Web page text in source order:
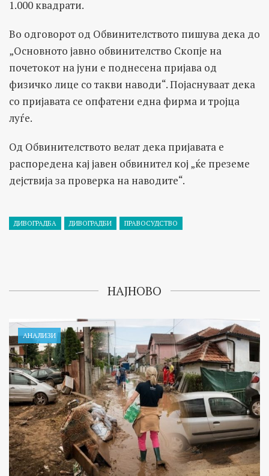
1.000 квадрати.
Во одговорот од Обвинителството пишува дека до
„Основното јавно обвинителство Скопје на
почетокот на јуни е поднесена пријава од
физичко лице со такви наводи“. Појаснуваат дека
со пријавата се опфатени една фирма и тројца
луѓе.
Од Обвинителството велат дека пријавата е
распоредена кај јавен обвинител кој „ќе преземе
дејствија за проверка на наводите“.
ДИВОГРАДБА ДИВОГРАДБИ ПРАВОСУДСТВО
НАЈНОВО
АНАЛИЗИ